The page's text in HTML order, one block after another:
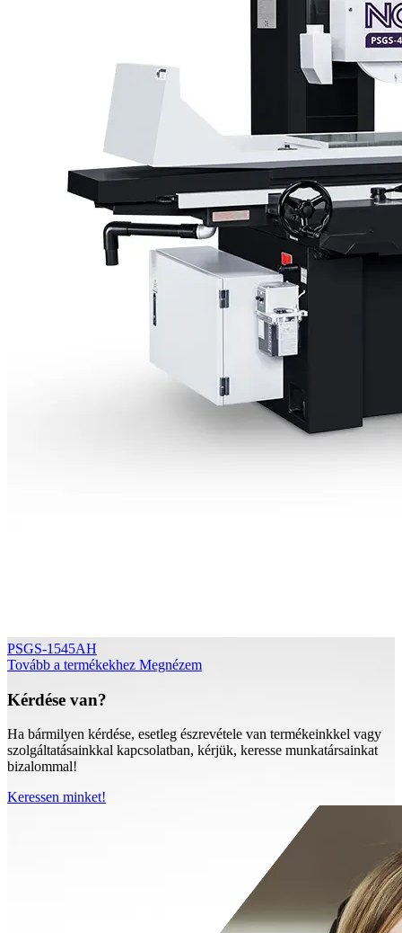
PSGS-1545AH
Tovább a termékekhez Megnézem
Kérdése van?
Ha bármilyen kérdése, esetleg észrevétele van termékeinkkel vagy
szolgáltatásainkkal kapcsolatban, kérjük, keresse munkatársainkat
bizalommal!
Keressen minket!